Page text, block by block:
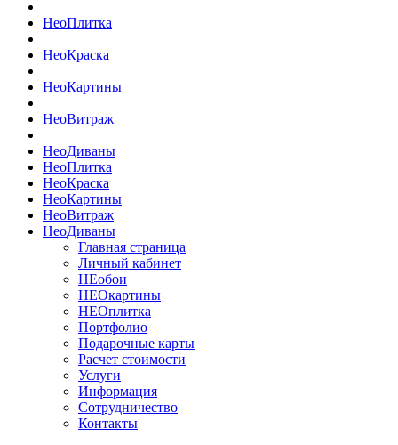
НеоПлитка
НеоКраска
НеоКартины
НеоВитраж
НеоДиваны
НеоПлитка
НеоКраска
НеоКартины
НеоВитраж
НеоДиваны
Главная страница
Личный кабинет
НЕобои
НЕОкартины
НЕОплитка
Портфолио
Подарочные карты
Расчет стоимости
Услуги
Информация
Сотрудничество
Контакты